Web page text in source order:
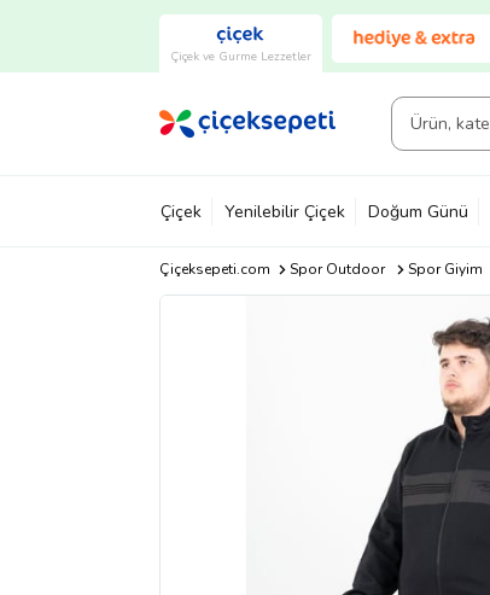
Çiçek ve Gurme Lezzetler
Çiçek Yenilebilir Çiçek Doğum Günü
Çiçeksepeti.com Spor Outdoor Spor Giyim